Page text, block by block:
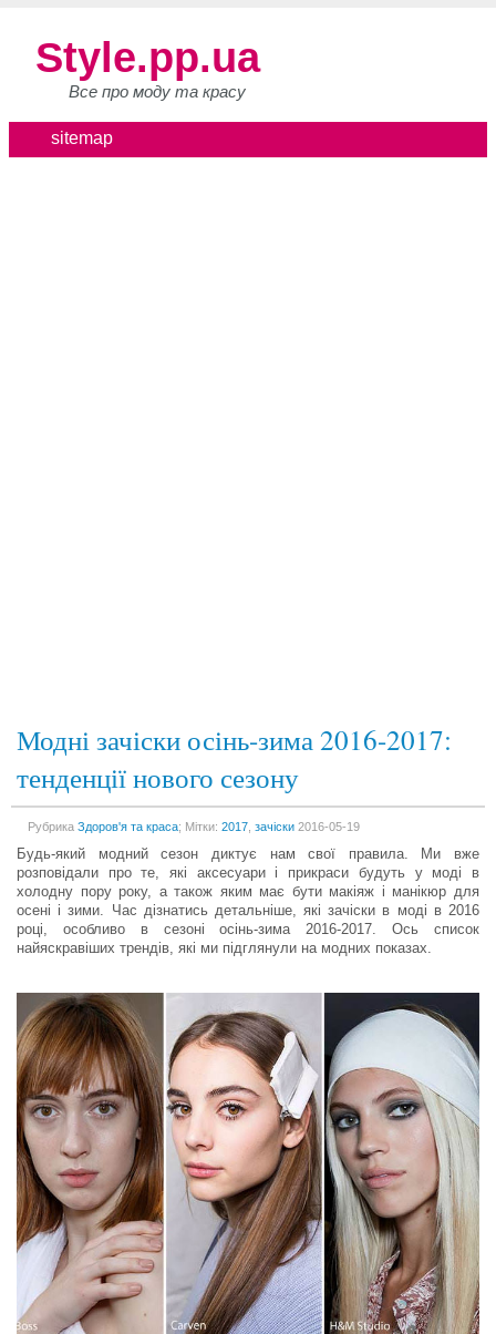
Style.pp.ua
Все про моду та красу
sitemap
Модні зачіски осінь-зима 2016-2017:
тенденції нового сезону
Рубрика Здоров'я та краса; Мітки: 2017 зачіски 2016-05-19
Будь-який модний сезон диктує нам свої правила. Ми вже
розповідали про те, які аксесуари і прикраси будуть у моді в
холодну пору року, а також яким має бути макіяж і манікюр для
осені і зими. Час дізнатись детальніше, які зачіски в моді в 2016
році, особливо в сезоні осінь-зима 2016-2017. Ось список
найяскравіших трендів, які ми підглянули на модних показах.